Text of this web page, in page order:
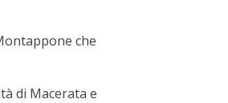
che
di Macerata e